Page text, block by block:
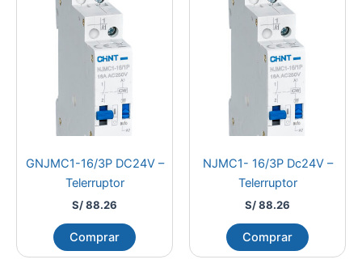
GNJMC1-16/3P DC24V –
Telerruptor
S/88.26
Comprar
NJMC1- 16/3P Dc24V –
Telerruptor
S/88.26
Comprar